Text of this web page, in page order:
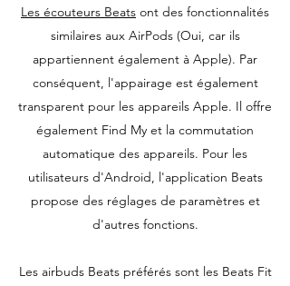
Les écouteurs Beats ont des fonctionnalités
similaires aux AirPods (Oui, car ils
appartiennent également à Apple). Par
conséquent, l'appairage est également
transparent pour les appareils Apple. Il offre
également Find My et la commutation
automatique des appareils. Pour les
utilisateurs d'Android, l'application Beats
propose des réglages de paramètres et
d'autres fonctions.
Les airbuds Beats préférés sont les Beats Fit